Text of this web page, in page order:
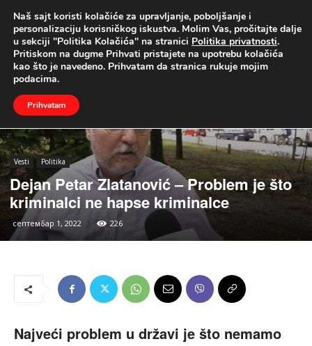
UŽIVO
Naslovna Vesti Politika
Vesti Politika
Dejan Petar Zlatanović – Problem je što
kriminalci ne hapse kriminalce
септембар 1, 2022 226
Najveći problem u državi je što nemamo
Naš sajt koristi kolačiće za upravljanje, poboljšanje i
personalizaciju korisničkog iskustva. Molim Vas, pročitajte dalje
u sekciji "Politika Kolačića" na stranici Politika privatnosti.
Pritiskom na dugme Prihvati pristajete na upotrebu kolačića
kao što je navedeno. Prihvatam da stranica rukuje mojim
podacima.
Prihvatam